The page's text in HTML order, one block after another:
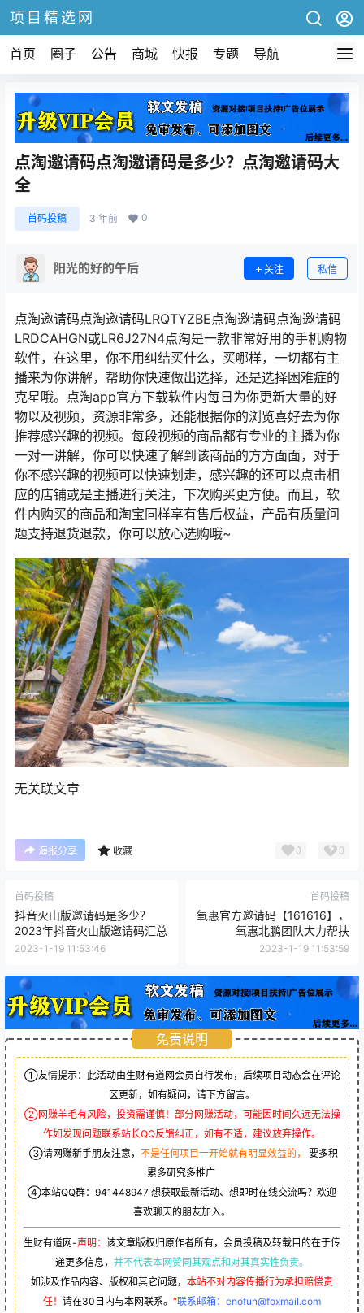
项目精选网
首页 圈子 公告 商城 快报 专题 导航
点淘邀请码点淘邀请码是多少？点淘邀请码大
全
首码投稿 3 年前 0
阳光的好的午后 关注 私信
点淘邀请码点淘邀请码LRQTYZBE点淘邀请码点淘邀请码
LRDCAHGN或LR6J27N4点淘是一款非常好用的手机购物
软件，在这里，你不用纠结买什么，买哪样，一切都有主
播来为你讲解，帮助你快速做出选择，还是选择困难症的
克星哦。点淘app官方下载软件内每日为你更新大量的好
物以及视频，资源非常多，还能根据你的浏览喜好去为你
推荐感兴趣的视频。每段视频的商品都有专业的主播为你
一对一讲解，你可以快速了解到该商品的方方面面，对于
你不感兴趣的视频可以快速划走，感兴趣的还可以点击相
应的店铺或是主播进行关注，下次购买更方便。而且，软
件内购买的商品和淘宝同样享有售后权益，产品有质量问
题支持退货退款，你可以放心选购哦~
无关联文章
海报分享 收藏 0 0
首码投稿
抖音火山版邀请码是多少？
2023年抖音火山版邀请码汇总
2023-1-19 11:53:46
首码投稿
氧惠官方邀请码【161616】，
氧惠北鹏团队大力帮扶
2023-1-19 11:53:59
免责说明
①友情提示：此活动由生财有道网会员自行发布，后续项目动态会在评论
区更新，如有疑问，请下方留言。
②网赚羊毛有风险，投资需谨慎！部分网赚活动，可能因时间久远无法操
作如发现问题联系站长QQ反馈纠正，如有不适，建议放弃操作。
③请网赚新手朋友注意， 不是任何项目一开始就有明显效益的，
要多积
累多研究多推广
④本站QQ群： 941448947 想获取最新活动、想即时在线交流吗？欢迎
喜欢聊天的朋友加入。
生财有道网-声明： 该文章版权归原作者所有，会员投稿及转载目的在于传
递更多信息， 并不代表本网赞同其观点和对其真实性负责。
如涉及作品内容、版权和其它问题， 本站不对内容传播行为承担赔偿责
任！ 请在30日内与本网联系。 “联系邮箱：enofun@foxmail.com